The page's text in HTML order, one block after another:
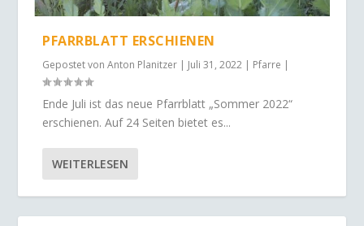
PFARRBLATT ERSCHIENEN
Gepostet vonAnton Planitzer | Juli 31, 2022 | Pfarre |
Ende Juli ist das neue Pfarrblatt „Sommer 2022“
erschienen. Auf 24 Seiten bietet es...
WEITERLESEN